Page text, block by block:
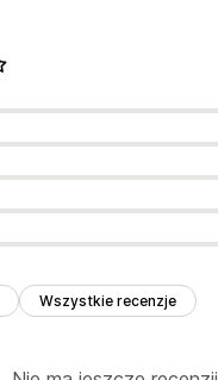
Wszystkie recenzje